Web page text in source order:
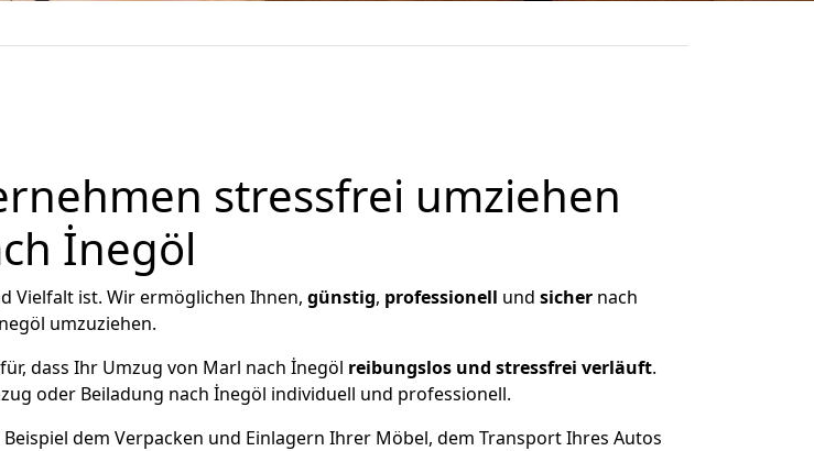
stressfrei umziehen
İnegöl
Vielfalt ist. Wir ermöglichen Ihnen, günstig, professionell und sicher nach
umzuziehen.
dass Ihr Umzug von Marl nach İnegöl reibungslos und stressfrei verläuft.
oder Beiladung nach İnegöl individuell und professionell.
Beispiel dem Verpacken und Einlagern Ihrer Möbel, dem Transport Ihres Autos